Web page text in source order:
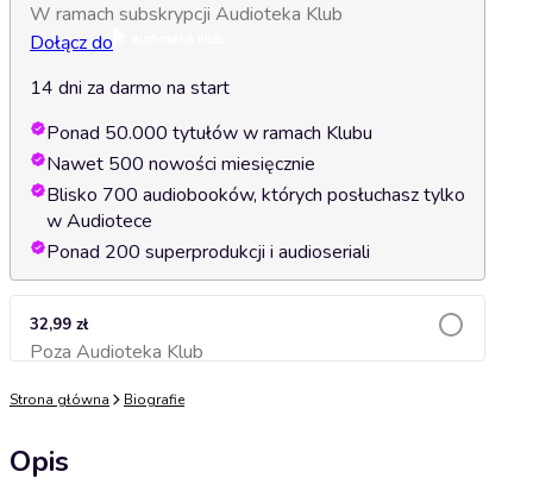
W ramach subskrypcji Audioteka Klub
Dołącz do
14 dni za darmo na start
Ponad 50.000 tytułów w ramach Klubu
Nawet 500 nowości miesięcznie
Blisko 700 audiobooków, których posłuchasz tylko
w Audiotece
Ponad 200 superprodukcji i audioseriali
32,99 zł
Poza Audioteka KlubDodaj do koszyka
Strona główna Biografie
Opis